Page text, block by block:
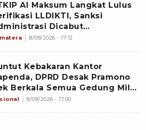
Al Maksum Langkat Lulus
LLDIKTI, Sanksi
Dicabut
8/08/2026 - 17:12
Kebakaran Kantor
DPRD Desak Pramono
Berkala Semua Gedung Milik
Jakarta
8/08/2026 - 17:00